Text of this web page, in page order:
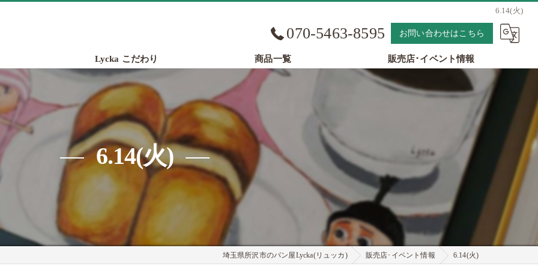
6.14(火)
070-5463-8595 お問い合わせはこちら
Lycka こだわり 商品一覧 販売店･イベント情報
6.14(火)
埼玉県所沢市のパン屋Lycka(リュッカ) 販売店･イベント情報 6.14(火)